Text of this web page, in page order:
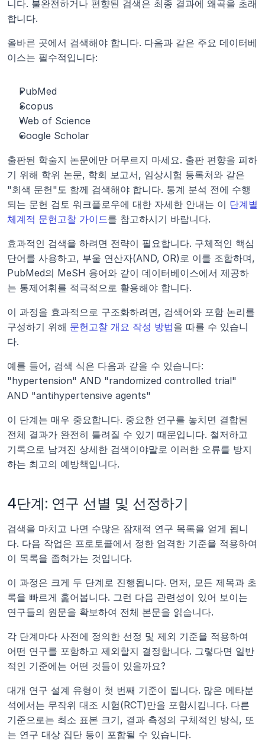
니다. 불완전하거나 편향된 검색은 최종 결과에 왜곡을 초래
합니다.
올바른 곳에서 검색해야 합니다. 다음과 같은 주요 데이터베
이스는 필수적입니다:
PubMed
Scopus
Web of Science
Google Scholar
출판된 학술지 논문에만 머무르지 마세요. 출판 편향을 피하
기 위해 학위 논문, 학회 보고서, 임상시험 등록처와 같은
"회색 문헌"도 함께 검색해야 합니다. 통계 분석 전에 수행
되는 문헌 검토 워크플로우에 대한 자세한 안내는 이 단계별
체계적 문헌고찰 가이드를 참고하시기 바랍니다.
효과적인 검색을 하려면 전략이 필요합니다. 구체적인 핵심
단어를 사용하고, 부울 연산자(AND, OR)로 이를 조합하며,
PubMed의 MeSH 용어와 같이 데이터베이스에서 제공하
는 통제어휘를 적극적으로 활용해야 합니다.
이 과정을 효과적으로 구조화하려면, 검색어와 포함 논리를
구성하기 위해 문헌고찰 개요 작성 방법을 따를 수 있습니
다.
예를 들어, 검색 식은 다음과 같을 수 있습니다:
"hypertension" AND "randomized controlled trial"
AND "antihypertensive agents"
이 단계는 매우 중요합니다. 중요한 연구를 놓치면 결합된
전체 결과가 완전히 틀려질 수 있기 때문입니다. 철저하고
기록으로 남겨진 상세한 검색이야말로 이러한 오류를 방지
하는 최고의 예방책입니다.
4단계: 연구 선별 및 선정하기
검색을 마치고 나면 수많은 잠재적 연구 목록을 얻게 됩니
다. 다음 작업은 프로토콜에서 정한 엄격한 기준을 적용하여
이 목록을 좁혀가는 것입니다.
이 과정은 크게 두 단계로 진행됩니다. 먼저, 모든 제목과 초
록을 빠르게 훑어봅니다. 그런 다음 관련성이 있어 보이는
연구들의 원문을 확보하여 전체 본문을 읽습니다.
각 단계마다 사전에 정의한 선정 및 제외 기준을 적용하여
어떤 연구를 포함하고 제외할지 결정합니다. 그렇다면 일반
적인 기준에는 어떤 것들이 있을까요?
대개 연구 설계 유형이 첫 번째 기준이 됩니다. 많은 메타분
석에서는 무작위 대조 시험(RCT)만을 포함시킵니다. 다른
기준으로는 최소 표본 크기, 결과 측정의 구체적인 방식, 또
는 연구 대상 집단 등이 포함될 수 있습니다.